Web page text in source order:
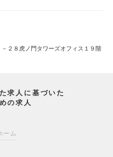
２８虎ノ門タワーズオフィス１９階
求人に基づいた
の求人
ーム